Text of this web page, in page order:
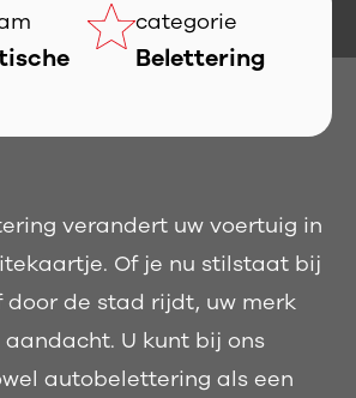
categorie
Belettering
verandert uw voertuig in
Of je nu stilstaat bij
de stad rijdt, uw merk
U kunt bij ons
autobelettering als een